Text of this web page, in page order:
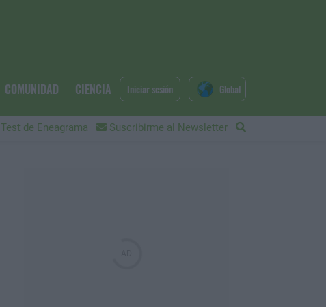
COMUNIDAD CIENCIA
Test de Eneagrama Suscribirme al Newsletter
Iniciar sesión Global